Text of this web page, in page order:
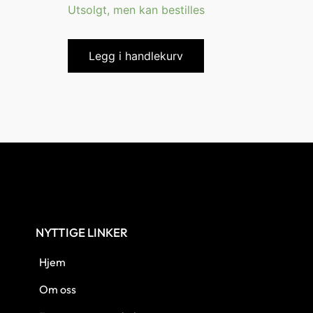
Utsolgt, men kan bestilles
Legg i handlekurv
NYTTIGE LINKER
Hjem
Om oss